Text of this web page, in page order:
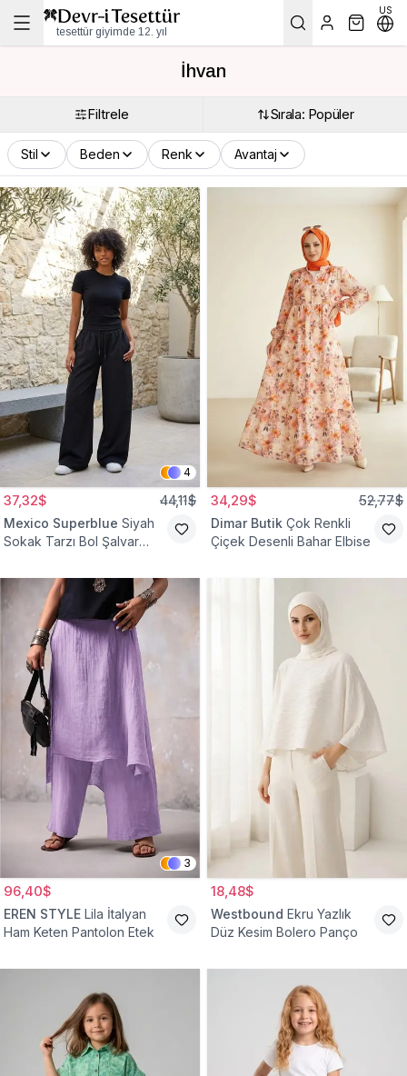
tesettür giyimde 12. yıl
US
İhvan
Filtrele Sırala: Popüler
Stil Beden Renk Avantaj
4
37,32$ 44,11$
Mexico Superblue Siyah
Sokak Tarzı Bol Şalvar
34,29$ 52,77$
Dimar Butik Çok Renkli
Çiçek Desenli Bahar Elbise
3
96,40$
EREN STYLE Lila İtalyan
Ham Keten Pantolon Etek
18,48$
Westbound Ekru Yazlık
Düz Kesim Bolero Panço